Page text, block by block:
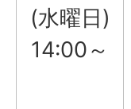
(水曜日)
14:00～